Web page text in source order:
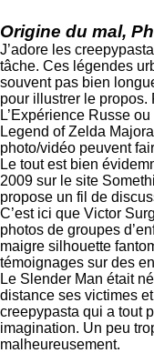
Origine du mal,
J’adore les
tâche. Ces légendes
souvent pas bien
pour illustrer le propos.
L’Expérience Russe
Legend of Zelda
photo/vidéo peuvent
Le tout est bien
2009 sur le site
propose un fil de
C’est ici que Victor
photos de groupes
maigre silhouette
témoignages sur des
Le Slender Man était
distance ses victimes
creepypasta qui a tout
imagination. Un peu
malheureusement.